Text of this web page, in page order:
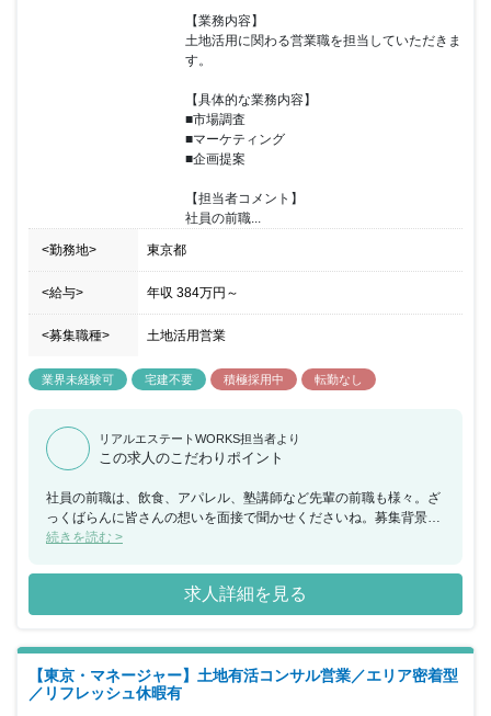
拠点とした地域密着の安定企業。 ■入居率99％以上を誇るデザイン
アパートをはじめ、木造1,000棟以上、RC造500棟以上の建築実績
があります。 ■東武東上線沿いのエリアに根差し、賃貸仲介会社を
運営。ファミリーから単身者向けの物件を扱っています。 ■グルー
プ内で住宅の施工から賃貸・売買仲介、物件管理、リフォームま
で、一貫したサービスを提供しております。 ■働きやすい環境で勤
続年数の長い社員も多く、腰を据えて長期的にキャリアを積むこと
【業務内容】
土地活用に関わる営業職を担当していただきま
す。
【具体的な業務内容】
■市場調査
■マーケティング
■企画提案
【担当者コメント】
社員の前職...
<勤務地> 東京都
<給与> 年収 384万円 ～
<募集職種> 土地活用営業
業界未経験可 宅建不要 積極採用中 転勤なし
リアルエステートWORKS担当者より
この求人のこだわりポイント
社員の前職は、飲食、アパレル、塾講師など先輩の前職も様々。ざ
っくばらんに皆さんの想いを面接で聞かせくださいね。募集背景：
増員に伴う募集です。10名以上の採用を予定しています。急募のた
動機！多かったです！】 ・社内イベントが多く、雰囲気が良さそ
う！ ・個人もそうだけど、チームで売上を作りたい！ ・仕事もプ
ライベートも充実させたい！ ・中小企業だからこそ、裁量を持って
どなど。。。
続きを読む >
求人詳細を見る
【東京・マネージャー】土地有活コンサル営業／エリア密着型
／リフレッシュ休暇有